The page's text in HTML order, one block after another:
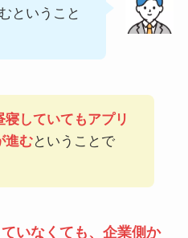
ということ
寝していてもアプリ
進むということで
いなくても、企業側か